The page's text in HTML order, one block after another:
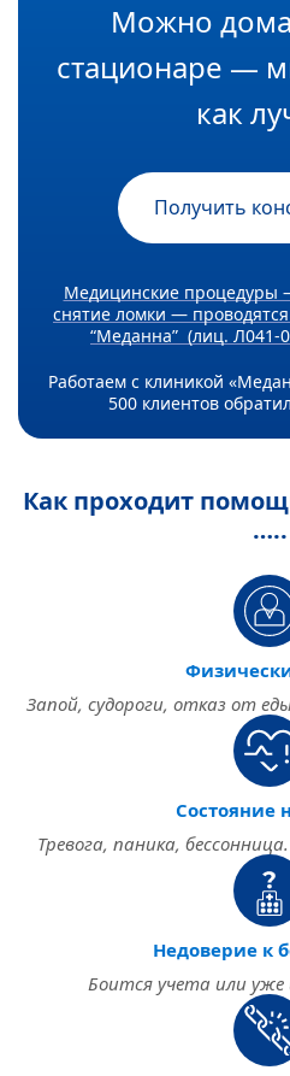
Можно
стационаре —
как
Получить
Медицинские процедуры
снятие ломки —
“Меданна” (лиц. Л041-
Работаем с клиникой
500 клиентов
Как проходит
…..
Запой, судороги, отказ от
Состояние
Тревога, паника,
Недоверие к
Боится учета или уже